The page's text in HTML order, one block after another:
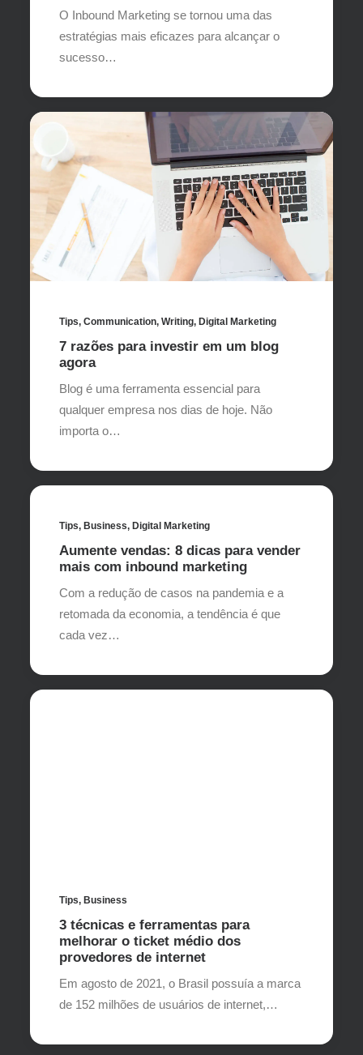
O Inbound Marketing se tornou uma das
estratégias mais eficazes para alcançar o
sucesso…
Tips, Communication, Writing, Digital Marketing
7 razões para investir em um blog
agora
Blog é uma ferramenta essencial para
qualquer empresa nos dias de hoje. Não
importa o…
Tips, Business, Digital Marketing
Aumente vendas: 8 dicas para vender
mais com inbound marketing
Com a redução de casos na pandemia e a
retomada da economia, a tendência é que
cada vez…
Tips, Business
3 técnicas e ferramentas para
melhorar o ticket médio dos
provedores de internet
Em agosto de 2021, o Brasil possuía a marca
de 152 milhões de usuários de internet,…